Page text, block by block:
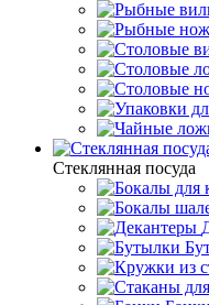
Стеклянная посуда